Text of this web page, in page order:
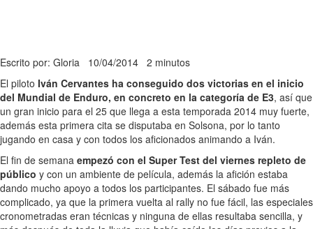
Escrito por: Gloria 10/04/2014 2 minutos
El piloto Iván Cervantes ha conseguido dos victorias en el inicio
del Mundial de Enduro, en concreto en la categoría de E3, así que
un gran inicio para el 25 que llega a esta temporada 2014 muy fuerte,
además esta primera cita se disputaba en Solsona, por lo tanto
jugando en casa y con todos los aficionados animando a Iván.
El fin de semana empezó con el Super Test del viernes repleto de
público y con un ambiente de película, además la afición estaba
dando mucho apoyo a todos los participantes. El sábado fue más
complicado, ya que la primera vuelta al rally no fue fácil, las especiales
cronometradas eran técnicas y ninguna de ellas resultaba sencilla, y